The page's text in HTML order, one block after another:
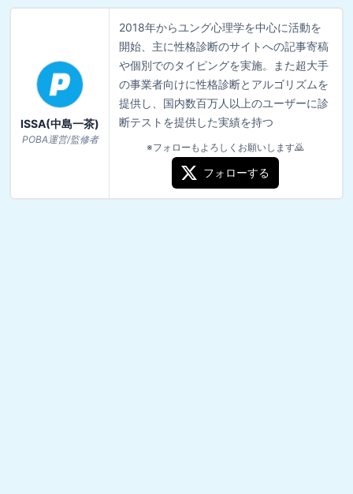
ISSA(中島一茶)
POBA運営/監修者
2018年からユング心理学を中心に活動を
開始、主に性格診断のサイトへの記事寄稿
や個別でのタイピングを実施。また超大手
の事業者向けに性格診断とアルゴリズムを
提供し、国内数百万人以上のユーザーに診
断テストを提供した実績を持つ
※フォローもよろしくお願いします🙇
フォローする